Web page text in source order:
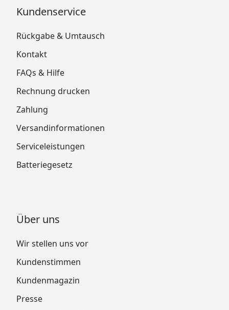
Kundenservice
Rückgabe & Umtausch
Kontakt
FAQs & Hilfe
Rechnung drucken
Zahlung
Versandinformationen
Serviceleistungen
Batteriegesetz
Über uns
Wir stellen uns vor
Kundenstimmen
Kundenmagazin
Presse